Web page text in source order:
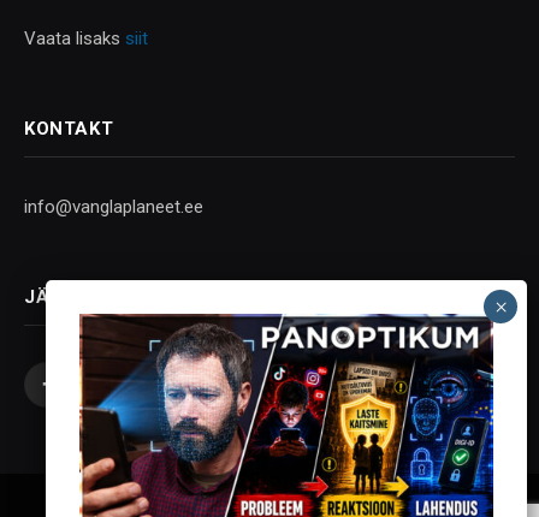
Vaata lisaks siit
KONTAKT
info@vanglaplaneet.ee
JÄLGI SOTSIAALMEEDIAS
Facebook
X
(Twitter)
InstagramYouTubeTelegram